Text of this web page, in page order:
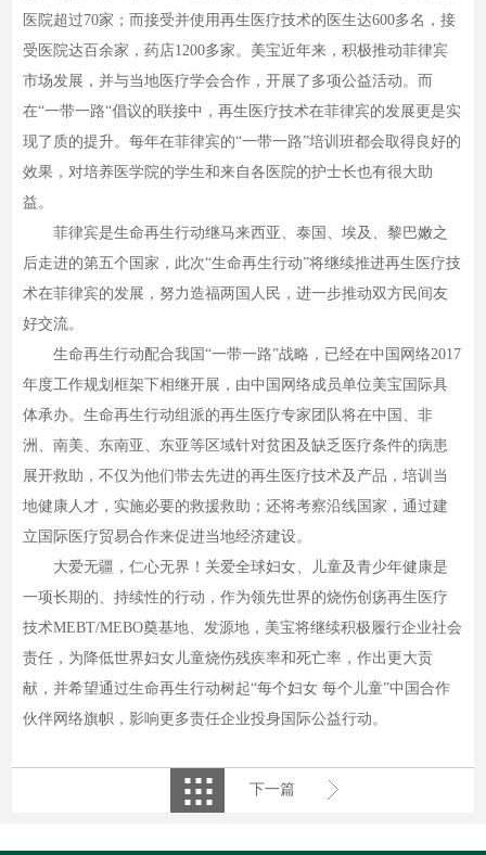
医院超过70家；而接受并使用再生医疗技术的医生达600多名，接
受医院达百余家，药店1200多家。美宝近年来，积极推动菲律宾
市场发展，并与当地医疗学会合作，开展了多项公益活动。而
在“一带一路“倡议的联接中，再生医疗技术在菲律宾的发展更是实
现了质的提升。每年在菲律宾的“一带一路”培训班都会取得良好的
效果，对培养医学院的学生和来自各医院的护士长也有很大助
益。
菲律宾是生命再生行动继马来西亚、泰国、埃及、黎巴嫩之
后走进的第五个国家，此次“生命再生行动”将继续推进再生医疗技
术在菲律宾的发展，努力造福两国人民，进一步推动双方民间友
好交流。
生命再生行动配合我国“一带一路”战略，已经在中国网络2017
年度工作规划框架下相继开展，由中国网络成员单位美宝国际具
体承办。生命再生行动组派的再生医疗专家团队将在中国、非
洲、南美、东南亚、东亚等区域针对贫困及缺乏医疗条件的病患
展开救助，不仅为他们带去先进的再生医疗技术及产品，培训当
地健康人才，实施必要的救援救助；还将考察沿线国家，通过建
立国际医疗贸易合作来促进当地经济建设。
大爱无疆，仁心无界！关爱全球妇女、儿童及青少年健康是
一项长期的、持续性的行动，作为领先世界的烧伤创疡再生医疗
技术MEBT/MEBO奠基地、发源地，美宝将继续积极履行企业社会
责任，为降低世界妇女儿童烧伤残疾率和死亡率，作出更大贡
献，并希望通过生命再生行动树起“每个妇女 每个儿童”中国合作
伙伴网络旗帜，影响更多责任企业投身国际公益行动。
下一篇